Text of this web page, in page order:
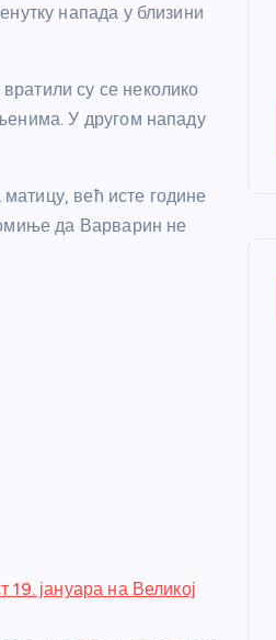
напада у близини
су се неколико
У другом нападу
већ исте године
да Варварин не
јануара на Великој